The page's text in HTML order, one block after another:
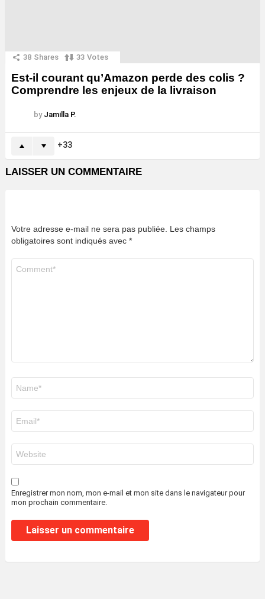
38 Shares 33 Votes
Est-il courant qu’Amazon perde des colis ?
Comprendre les enjeux de la livraison
by Jamilla P.
33
LAISSER UN COMMENTAIRE
Votre adresse e-mail ne sera pas publiée. Les champs
obligatoires sont indiqués avec *
mail
*
web
Enregistrer mon nom, mon e-mail et mon site dans le navigateur pour
mon prochain commentaire.